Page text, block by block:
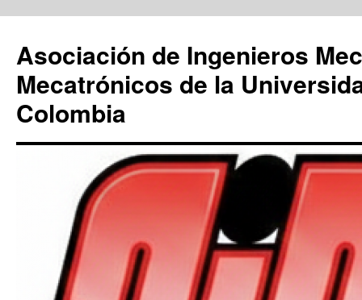
contenido
Asociación de Ingenieros
Mecatrónicos de la
Colombia